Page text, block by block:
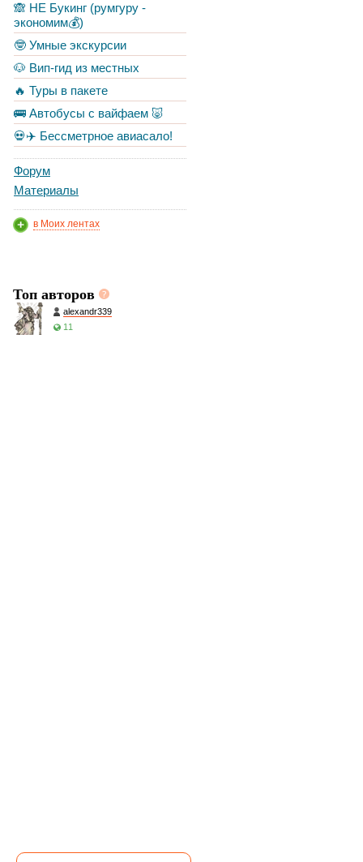
🙈 НЕ Букинг (румгуру -
экономим💰)
🤓 Умные экскурсии
🐶 Вип-гид из местных
🔥 Туры в пакете
🚌 Автобусы с вайфаем 🐷
💀✈️ Бессметрное авиасало!
Форум
Материалы
в Моих лентах
Топ авторов
alexandr339
11